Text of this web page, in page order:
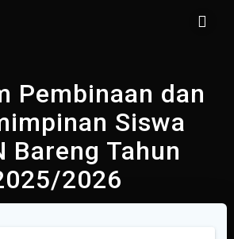
Pembinaan dan
Siswa
Bareng Tahun
2026